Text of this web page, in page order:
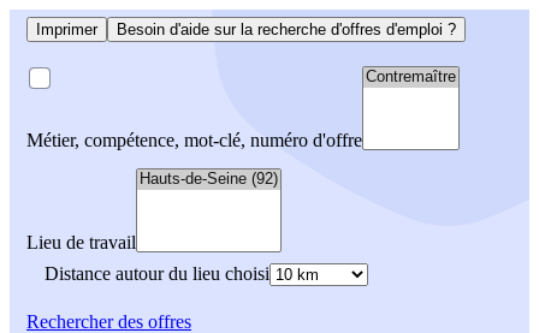
Imprimer Besoin d'aide sur la recherche d'offres d'emploi ?
Métier, compétence, mot-clé, numéro d'offre
Lieu de travail
Distance autour du lieu choisi
Rechercherdes offres